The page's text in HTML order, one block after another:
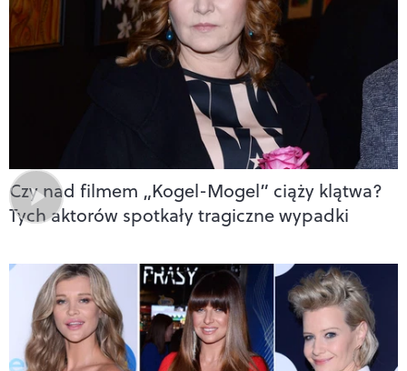
Czy nad filmem „Kogel-Mogel” ciąży klątwa?
Tych aktorów spotkały tragiczne wypadki